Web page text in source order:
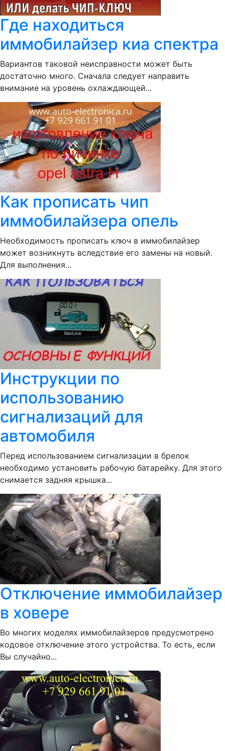
Где находиться
иммобилайзер киа спектра
Вариантов таковой неисправности может быть
достаточно много. Сначала следует направить
внимание на уровень охлаждающей...
Как прописать чип
иммобилайзера опель
Необходимость прописать ключ в иммобилайзер
может возникнуть вследствие его замены на новый.
Для выполнения...
Инструкции по
использованию
сигнализаций для
автомобиля
Перед использованием сигнализации в брелок
необходимо установить рабочую батарейку. Для этого
снимается задняя крышка...
Отключение иммобилайзер
в ховере
Во многих моделях иммобилайзеров предусмотрено
кодовое отключение этого устройства. То есть, если
Вы случайно...